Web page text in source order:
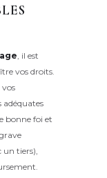
, il est
vos droits.
vos
adéquates
bonne foi et
un tiers),